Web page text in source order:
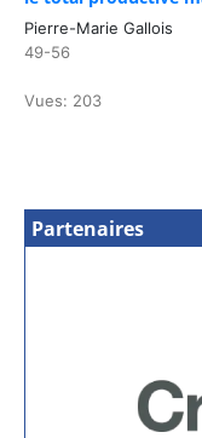
Pierre-Marie Gallois
49-56
Vues: 203
Partenaires